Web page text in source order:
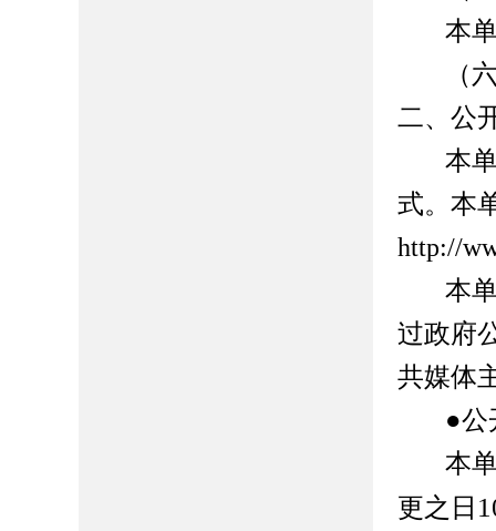
本
（
二、公
本
式。本
http://
本
过政府
共媒体
●公
本
更之日